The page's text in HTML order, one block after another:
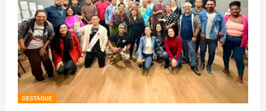
DESTAQUE